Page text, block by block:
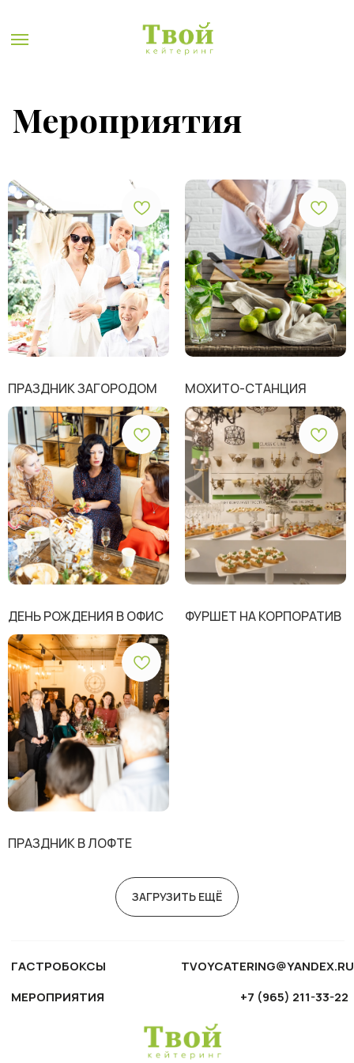
МЕРОПРИЯТИЯ
ГЛАВНАЯ СТРАНИЦА
ПРАЗДНИК ЗАГОРОДОМ МОХИТО-СТАНЦИЯ
ДЕНЬ РОЖДЕНИЯ В ОФИС ФУРШЕТ НА КОРПОРАТИВ
ПРАЗДНИК В ЛОФТЕ
ЗАГРУЗИТЬ ЕЩЁ
ГАСТРОБОКСЫ
МЕРОПРИЯТИЯ
ДОГОВОР ОФЕРТЫ
ПОЛИТИКА КОНФИДЕНЦИАЛЬНОСТИ